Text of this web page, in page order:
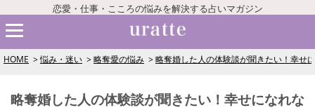
恋愛・仕事・こころの悩みを解決する占いマガジン
HOME 悩み・迷い 略奪愛の悩み 略奪婚した人の体験談が聞きたい！幸せ
略奪婚した人の体験談が聞きたい！幸せになれな